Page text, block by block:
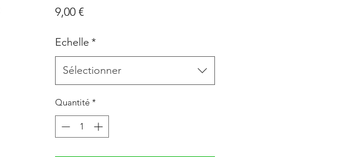
9,00 €Prix
Echelle *
Sélectionner
Quantité *